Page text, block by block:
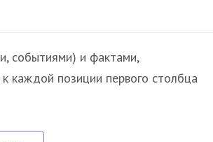
событиями) и фактами,
каждой позиции первого столбца